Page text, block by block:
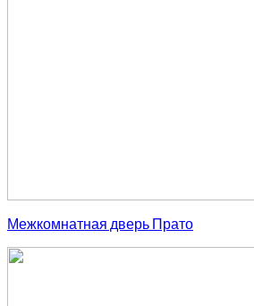
Межкомнатная дверь Прато